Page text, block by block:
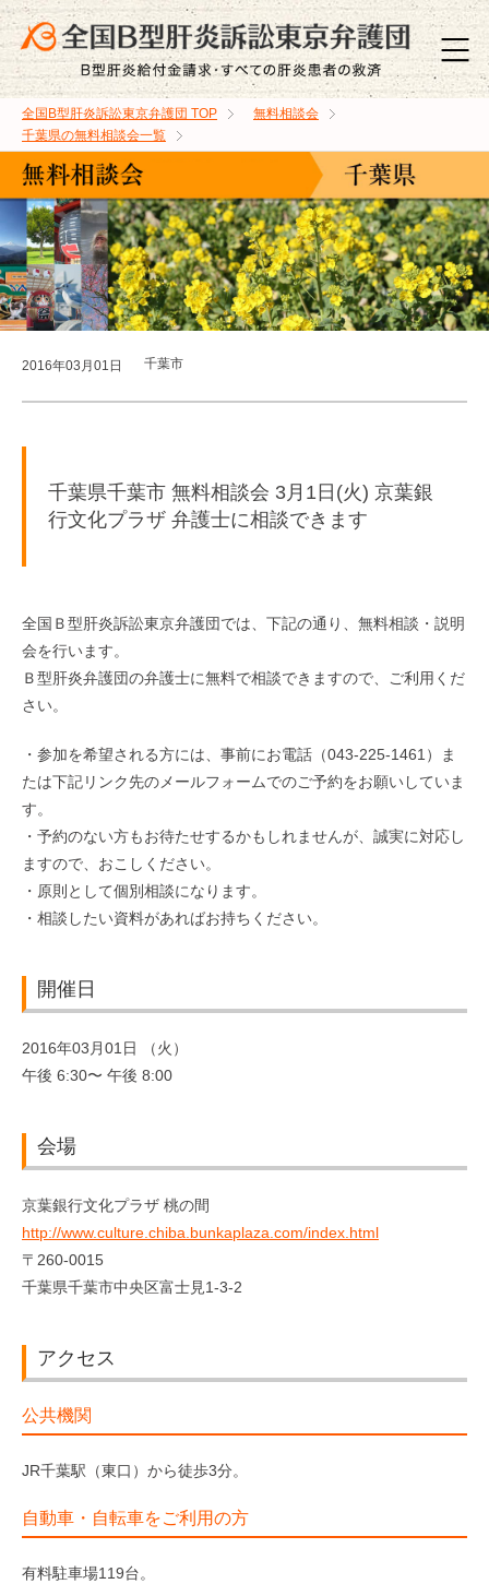
全国B型肝炎訴訟東京弁護団 TOP
無料相談会
千葉県の無料相談会一覧
2016年03月01日 千葉市
千葉県千葉市 無料相談会 3月1日(火) 京葉銀
行文化プラザ 弁護士に相談できます
全国Ｂ型肝炎訴訟東京弁護団では、下記の通り、無料相談・説明
会を行います。
Ｂ型肝炎弁護団の弁護士に無料で相談できますので、ご利用くだ
さい。
・参加を希望される方には、事前にお電話（043-225-1461）ま
たは下記リンク先のメールフォームでのご予約をお願いしていま
す。
・予約のない方もお待たせするかもしれませんが、誠実に対応し
ますので、おこしください。
・原則として個別相談になります。
・相談したい資料があればお持ちください。
開催日
2016年03月01日 （火）
午後 6:30〜 午後 8:00
会場
京葉銀行文化プラザ 桃の間
http://www.culture.chiba.bunkaplaza.com/index.html
〒260-0015
千葉県千葉市中央区富士見1-3-2
アクセス
公共機関
JR千葉駅（東口）から徒歩3分。
自動車・自転車をご利用の方
有料駐車場119台。